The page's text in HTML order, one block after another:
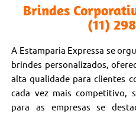
Brindes
(11)
A Estamparia Expressa se
brindes personalizados,
alta qualidade para clientes
cada vez mais competitivo,
para as empresas se